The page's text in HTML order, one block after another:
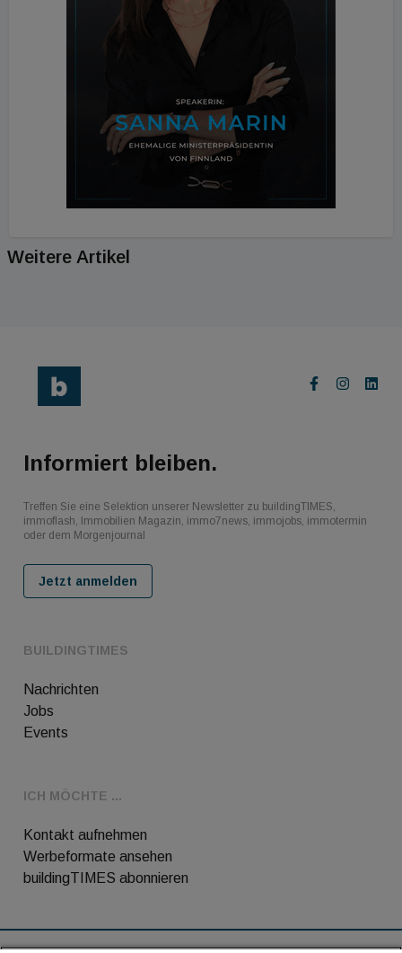
Weitere Artikel
BUILDINGTIMES
Nachrichten
Jobs
Events
ICH MÖCHTE ...
Kontakt aufnehmen
Werbeformate ansehen
buildingTIMES abonnieren
Informiert bleiben.
Treffen Sie eine Selektion unserer Newsletter zu buildingTIMES,
immoflash, Immobilien Magazin, immo7news, immojobs, immotermin
oder dem Morgenjournal
Jetzt anmelden